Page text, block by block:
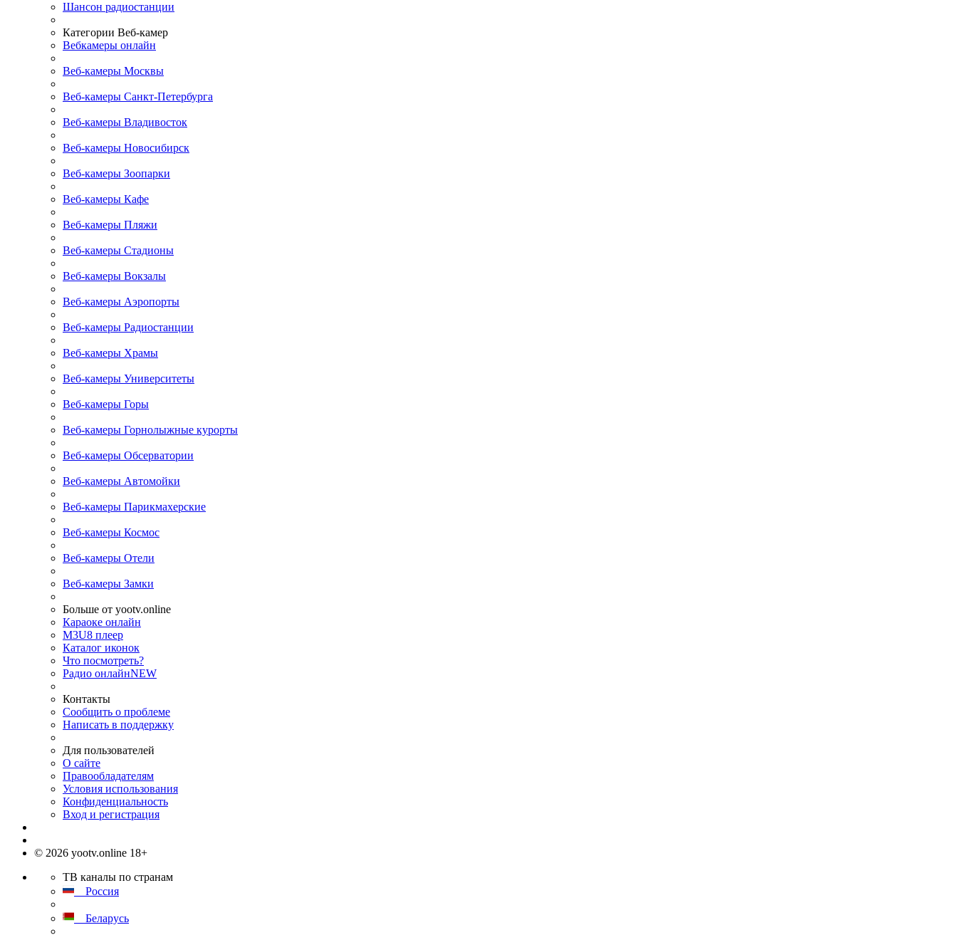
Шансон радиостанции
Категории Веб-камер
Вебкамеры онлайн
Веб-камеры Москвы
Веб-камеры Санкт-Петербурга
Веб-камеры Владивосток
Веб-камеры Новосибирск
Веб-камеры Зоопарки
Веб-камеры Кафе
Веб-камеры Пляжи
Веб-камеры Стадионы
Веб-камеры Вокзалы
Веб-камеры Аэропорты
Веб-камеры Радиостанции
Веб-камеры Храмы
Веб-камеры Университеты
Веб-камеры Горы
Веб-камеры Горнолыжные курорты
Веб-камеры Обсерватории
Веб-камеры Автомойки
Веб-камеры Парикмахерские
Веб-камеры Космос
Веб-камеры Отели
Веб-камеры Замки
Больше от yootv.online
Караоке онлайн
M3U8 плеер
Каталог иконок
Что посмотреть?
Радио онлайнNEW
Контакты
Сообщить о проблеме
Написать в поддержку
Для пользователей
О сайте
Правообладателям
Условия использования
Конфиденциальность
Вход и регистрация
© 2026 yootv.online 18+
ТВ каналы по странам
Россия
Беларусь